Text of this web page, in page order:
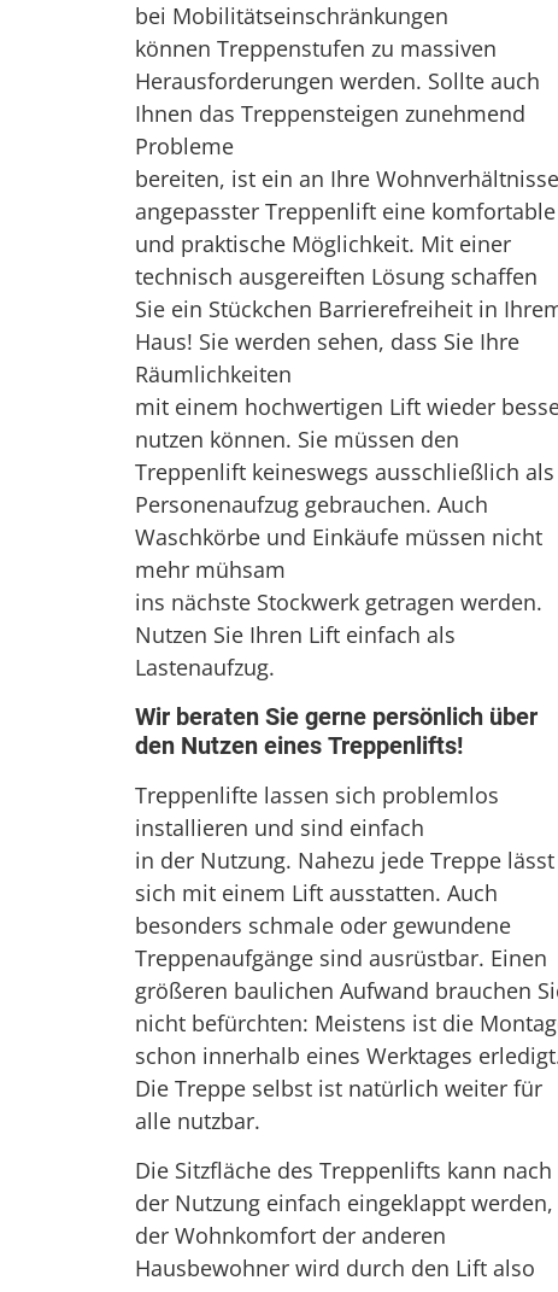
bei Mobilitätseinschränkungen
können Treppenstufen zu massiven
Herausforderungen werden. Sollte auch
Ihnen das Treppensteigen zunehmend
Probleme
bereiten, ist ein an Ihre Wohnverhältnisse
angepasster Treppenlift eine komfortable
und praktische Möglichkeit. Mit einer
technisch ausgereiften Lösung schaffen
Sie ein Stückchen Barrierefreiheit in
Haus! Sie werden sehen, dass Sie Ihre
Räumlichkeiten
mit einem hochwertigen Lift wieder
nutzen können. Sie müssen den
Treppenlift keineswegs ausschließlich als
Personenaufzug gebrauchen. Auch
Waschkörbe und Einkäufe müssen nicht
mehr mühsam
ins nächste Stockwerk getragen werden.
Nutzen Sie Ihren Lift einfach als
Lastenaufzug.
Wir beraten Sie gerne persönlich über
den Nutzen eines Treppenlifts!
Treppenlifte lassen sich problemlos
installieren und sind einfach
in der Nutzung. Nahezu jede Treppe lässt
sich mit einem Lift ausstatten. Auch
besonders schmale oder gewundene
Treppenaufgänge sind ausrüstbar. Einen
größeren baulichen Aufwand brauchen
nicht befürchten: Meistens ist die
schon innerhalb eines Werktages
Die Treppe selbst ist natürlich weiter für
alle nutzbar.
Die Sitzfläche des Treppenlifts kann nach
der Nutzung einfach eingeklappt werden,
der Wohnkomfort der anderen
Hausbewohner wird durch den Lift also